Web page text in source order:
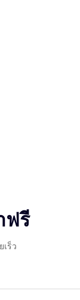
ฟรี
ร็ว